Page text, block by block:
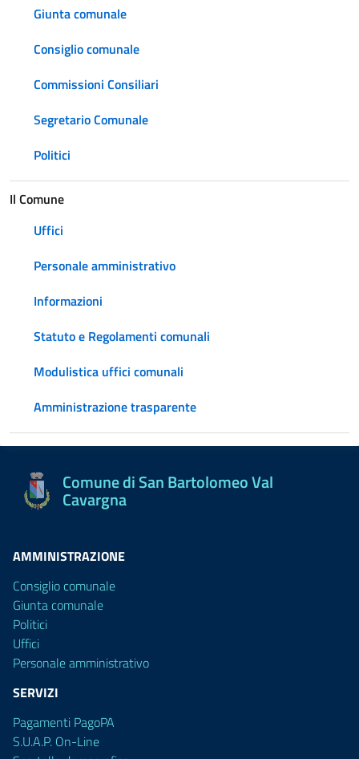
Giunta comunale
Consiglio comunale
Commissioni Consiliari
Segretario Comunale
Politici
Il Comune
Uffici
Personale amministrativo
Informazioni
Statuto e Regolamenti comunali
Modulistica uffici comunali
Amministrazione trasparente
Comune di San Bartolomeo Val
Cavargna
AMMINISTRAZIONE
Consiglio comunale
Giunta comunale
Politici
Uffici
Personale amministrativo
SERVIZI
Pagamenti PagoPA
S.U.A.P. On-Line